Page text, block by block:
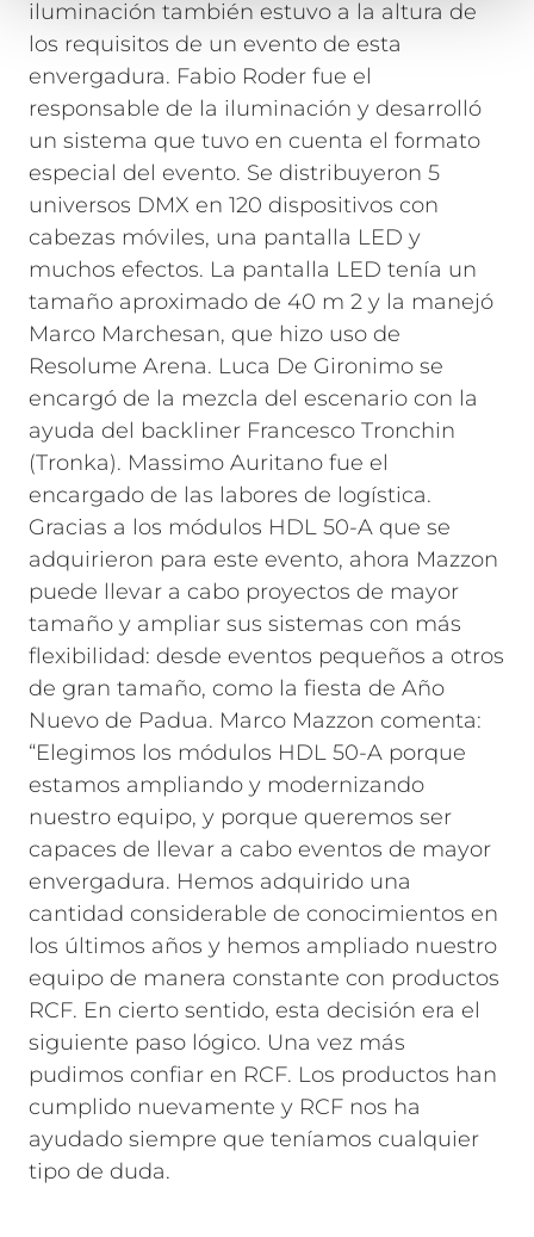
iluminación también estuvo a la altura de
los requisitos de un evento de esta
envergadura. Fabio Roder fue el
responsable de la iluminación y desarrolló
un sistema que tuvo en cuenta el formato
especial del evento. Se distribuyeron 5
universos DMX en 120 dispositivos con
cabezas móviles, una pantalla LED y
muchos efectos. La pantalla LED tenía un
tamaño aproximado de 40 m 2 y la manejó
Marco Marchesan, que hizo uso de
Resolume Arena. Luca De Gironimo se
encargó de la mezcla del escenario con la
ayuda del backliner Francesco Tronchin
(Tronka). Massimo Auritano fue el
encargado de las labores de logística.
Gracias a los módulos HDL 50-A que se
adquirieron para este evento, ahora Mazzon
puede llevar a cabo proyectos de mayor
tamaño y ampliar sus sistemas con más
flexibilidad: desde eventos pequeños a otros
de gran tamaño, como la fiesta de Año
Nuevo de Padua. Marco Mazzon comenta:
“Elegimos los módulos HDL 50-A porque
estamos ampliando y modernizando
nuestro equipo, y porque queremos ser
capaces de llevar a cabo eventos de mayor
envergadura. Hemos adquirido una
cantidad considerable de conocimientos en
los últimos años y hemos ampliado nuestro
equipo de manera constante con productos
RCF. En cierto sentido, esta decisión era el
siguiente paso lógico. Una vez más
pudimos confiar en RCF. Los productos han
cumplido nuevamente y RCF nos ha
ayudado siempre que teníamos cualquier
tipo de duda.